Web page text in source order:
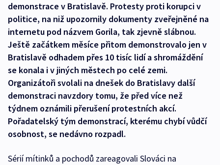
demonstrace v Bratislavě. Protesty proti korupci v
politice, na niž upozornily dokumenty zveřejněné na
internetu pod názvem Gorila, tak zjevně slábnou.
Ještě začátkem měsíce přitom demonstrovalo jen v
Bratislavě odhadem přes 10 tisíc lidí a shromáždění
se konala i v jiných městech po celé zemi.
Organizátoři svolali na dnešek do Bratislavy další
demonstraci navzdory tomu, že před více než
týdnem oznámili přerušení protestních akcí.
Pořadatelský tým demonstrací, kterému chybí vůdčí
osobnost, se nedávno rozpadl.
Sérií mítinků a pochodů zareagovali Slováci na